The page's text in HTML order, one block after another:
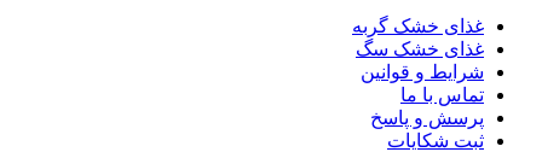
غذای خشک گربه
غذای خشک سگ
شرایط و قوانین
تماس با ما
پرسش و پاسخ
ثبت شکایات